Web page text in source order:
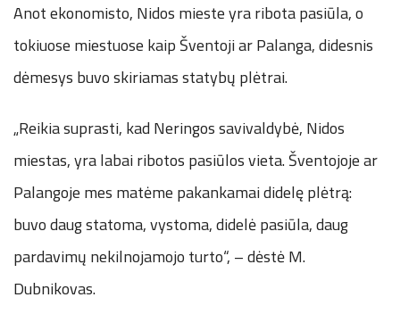
Anot ekonomisto, Nidos mieste yra ribota pasiūla, o
tokiuose miestuose kaip Šventoji ar Palanga, didesnis
dėmesys buvo skiriamas statybų plėtrai.
„Reikia suprasti, kad Neringos savivaldybė, Nidos
miestas, yra labai ribotos pasiūlos vieta. Šventojoje ar
Palangoje mes matėme pakankamai didelę plėtrą:
buvo daug statoma, vystoma, didelė pasiūla, daug
pardavimų nekilnojamojo turto“, – dėstė M.
Dubnikovas.